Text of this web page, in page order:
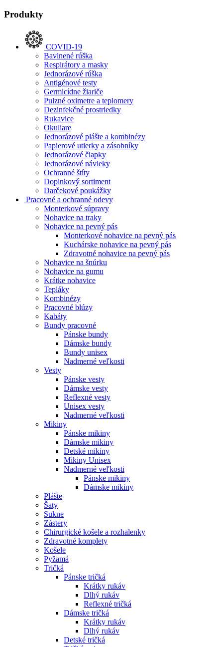
Produkty
COVID-19
Bavlnené rúška
Respirátory a masky
Jednorázové rúška
Antigénové testy
Germicídne žiariče
Pulzné oximetre a teplomery
Dezinfekčné prostriedky
Rukavice
Okuliare
Jednorázové plášte a kombinézy
Papierové utierky a zásobníky
Jednorázové čiapky
Jednorázové návleky
Ochranné štíty
Doplnkový sortiment
Darčekové poukážky
Pracovné a ochranné odevy
Monterkové súpravy
Nohavice na traky
Nohavice na pevný pás
Monterkové nohavice na pevný pás
Kuchárske nohavice na pevný pás
Zdravotné nohavice na pevný pás
Nohavice na šnúrku
Nohavice na gumu
Krátke nohavice
Tepláky
Kombinézy
Pracovné blúzy
Kabáty
Bundy pracovné
Pánske bundy
Dámske bundy
Bundy unisex
Nadmerné veľkosti
Vesty
Pánske vesty
Dámske vesty
Reflexné vesty
Unisex vesty
Nadmerné veľkosti
Mikiny
Pánske mikiny
Dámske mikiny
Detské mikiny
Mikiny Unisex
Nadmerné veľkosti
Pánske mikiny
Dámske mikiny
Plášte
Šaty
Sukne
Zástery
Chirurgické košele a rozhalenky
Zdravotné komplety
Košele
Pyžamá
Tričká
Pánske tričká
Krátky rukáv
Dlhý rukáv
Reflexné tričká
Dámske tričká
Krátky rukáv
Dlhý rukáv
Detské tričká